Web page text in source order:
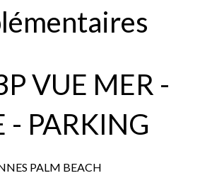
VUE MER -
- PARKING
PALM BEACH